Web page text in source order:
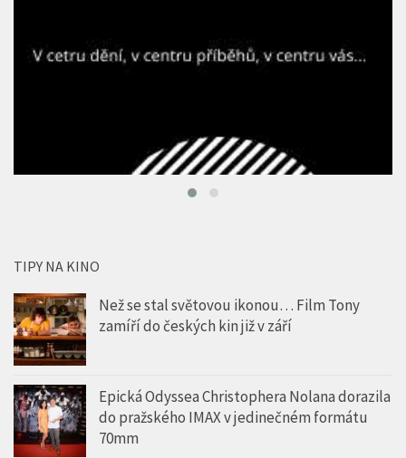
TIPY NA KINO
Než se stal světovou ikonou… Film Tony
zamíří do českých kin již v září
Epická Odyssea Christophera Nolana dorazila
do pražského IMAX v jedinečném formátu
70mm